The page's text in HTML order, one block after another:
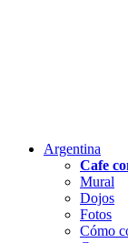
Argentina
Cafe
Mural
Dojos
Fotos
Cómo